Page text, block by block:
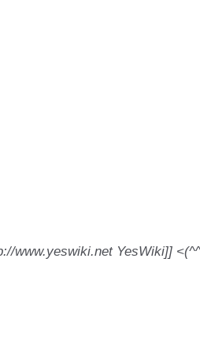
www.yeswiki.net YesWiki]] <(^